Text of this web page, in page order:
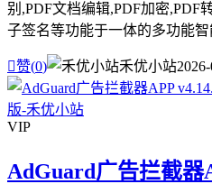
别,PDF文档编辑,PDF加密,PDF
子签名等功能于一体的多功能
赞(0) 禾优小站
VIP
AdGuard广告拦截器